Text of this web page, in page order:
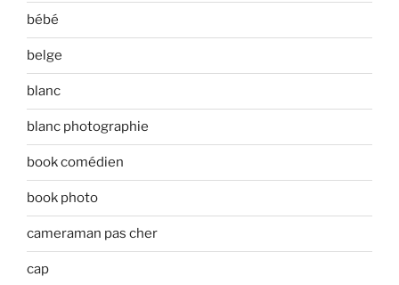
bébé
belge
blanc
blanc photographie
book comédien
book photo
cameraman pas cher
cap